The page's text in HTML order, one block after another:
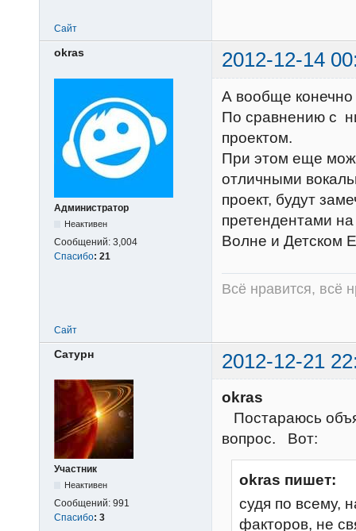
Сайт
okras 2012-12-14
Администратор
Неактивен
Сообщений: 3,004
Спасибо: 21
А вообще конечно
По сравнению с
проектом.
При этом еще
отличными
проект, будут
претендентами
Волне и Детском
Всё нравится, всё
Сайт
Сатурн 2012-12-21
Участник
Неактивен
Сообщений: 991
Спасибо: 3
okras
Постараюсь
вопрос. Вот:
okras пишет:
судя по всему,
факторов, не